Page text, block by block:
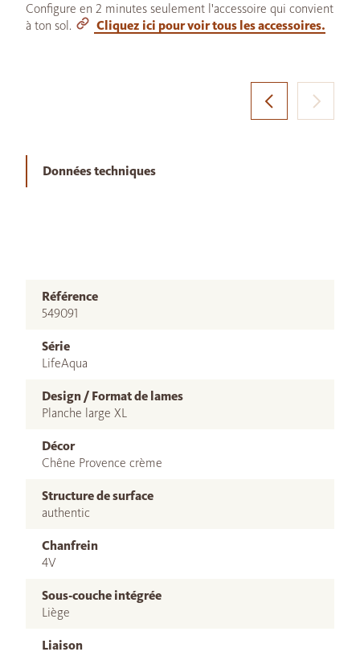
Configure en 2 minutes seulement l'accessoire qui convient
à ton sol.
Cliquez ici pour voir tous les accessoires.
Données techniques
Référence
549091
Série
LifeAqua
Design / Format de lames
Planche large XL
Décor
Chêne Provence crème
Structure de surface
authentic
Chanfrein
4V
Sous-couche intégrée
Liège
Liaison